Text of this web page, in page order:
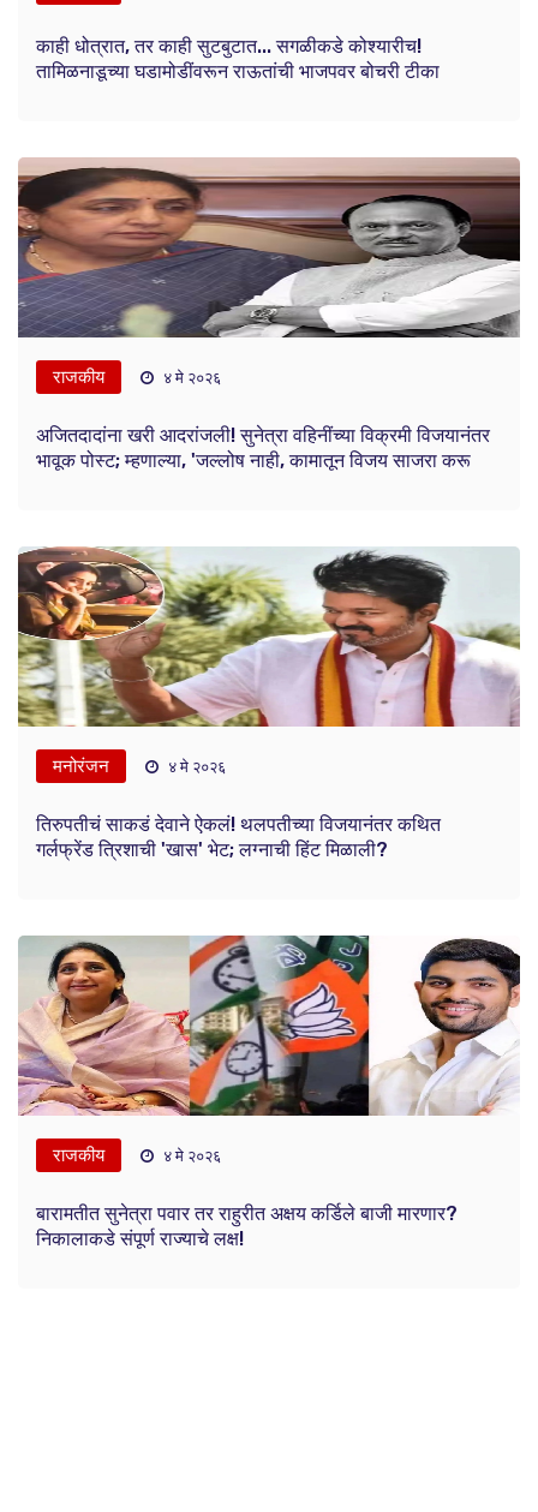
काही धोत्रात, तर काही सुटबुटात... सगळीकडे कोश्यारीच!
तामिळनाडूच्या घडामोडींवरून राऊतांची भाजपवर बोचरी टीका
राजकीय ४ मे २०२६
अजितदादांना खरी आदरांजली! सुनेत्रा वहिनींच्या विक्रमी विजयानंतर
भावूक पोस्ट; म्हणाल्या, 'जल्लोष नाही, कामातून विजय साजरा करू
मनोरंजन ४ मे २०२६
तिरुपतीचं साकडं देवाने ऐकलं! थलपतीच्या विजयानंतर कथित
गर्लफ्रेंड त्रिशाची 'खास' भेट; लग्नाची हिंट मिळाली?
राजकीय ४ मे २०२६
बारामतीत सुनेत्रा पवार तर राहुरीत अक्षय कर्डिले बाजी मारणार?
निकालाकडे संपूर्ण राज्याचे लक्ष!